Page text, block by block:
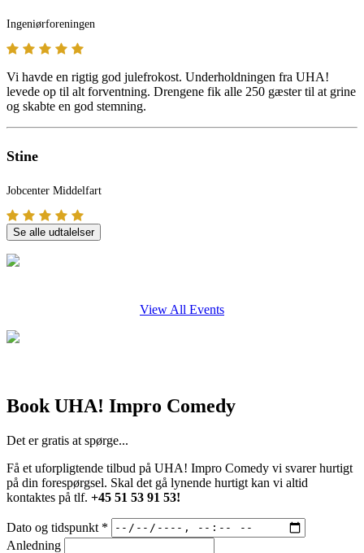
Ingeniørforeningen
Vi havde en rigtig god julefrokost. Underholdningen fra UHA!
levede op til alt forventning. Drengene fik alle 250 gæster til at grine
og skabte en god stemning.
Stine
Jobcenter Middelfart
Se alle udtalelser
View All Events
Book UHA! Impro Comedy
Det er gratis at spørge...
Få et uforpligtende tilbud på UHA! Impro Comedy vi svarer hurtigt
på din forespørgsel. Skal det gå lynende hurtigt kan vi altid
kontaktes på tlf. +45 51 53 91 53!
Dato og tidspunkt *
Anledning